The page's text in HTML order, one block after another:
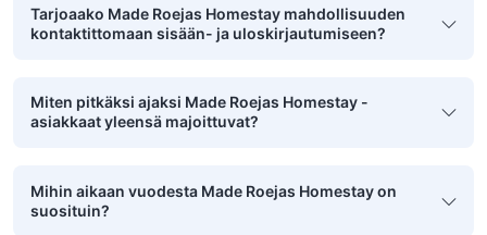
Tarjoaako Made Roejas Homestay mahdollisuuden
kontaktittomaan sisään- ja uloskirjautumiseen?
Miten pitkäksi ajaksi Made Roejas Homestay -
asiakkaat yleensä majoittuvat?
Mihin aikaan vuodesta Made Roejas Homestay on
suosituin?